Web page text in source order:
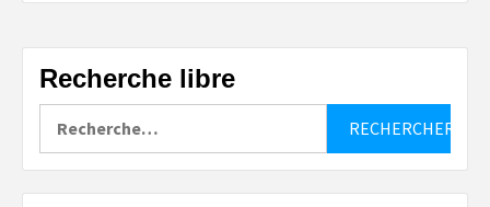
Recherche libre